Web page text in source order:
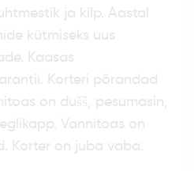
ja kilp. Aastal
kütmiseks uus
Kaasas
Korteri põrandad
on dušš, pesumasin,
Vannitoas on
Korter on juba vaba.